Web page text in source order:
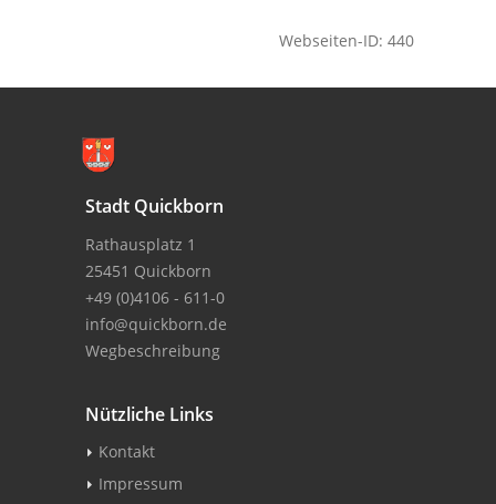
Webseiten-ID: 440
Stadt Quickborn
Rathausplatz 1
25451 Quickborn
+49 (0)4106 - 611-0
info@quickborn.de
Wegbeschreibung
Nützliche Links
Kontakt
Impressum